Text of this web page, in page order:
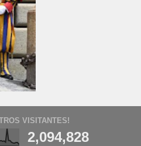
VISITANTES!
2,094,828